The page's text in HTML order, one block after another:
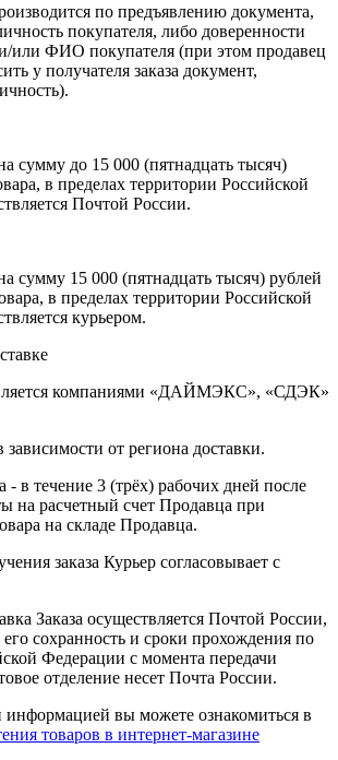
по предъявлению документа,
покупателя, либо доверенности
или ФИО покупателя (при этом продавец
у получателя заказа документ,
сумму до 15 000 (пятнадцать тысяч)
в пределах территории Российской
Почтой России.
сумму 15 000 (пятнадцать тысяч) рублей
в пределах территории Российской
курьером.
компаниями «ДАЙМЭКС», «СДЭК»
от региона доставки.
- в течение 3 (трёх) рабочих дней после
на расчетный счет Продавца при
на складе Продавца.
заказа Курьер согласовывает с
Заказа осуществляется Почтой России,
его сохранность и сроки прохождения по
Федерации с момента передачи
отделение несет Почта России.
вы можете ознакомиться в
товаров в интернет-магазине